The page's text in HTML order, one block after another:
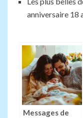
anniversaire 18
Messages de